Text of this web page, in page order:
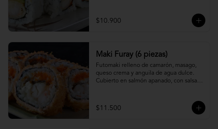
$10.900
Maki Furay (6 piezas)
Futomaki relleno de camarón, masago,
queso crema y anguila de agua dulce.
Cubierto en salmón apanado, con salsa
$11.500